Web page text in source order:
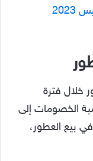
طريقة عمل مجسم يوم التأسيس 2023
خلال فترة
الخصومات إلى
بيع العطور،